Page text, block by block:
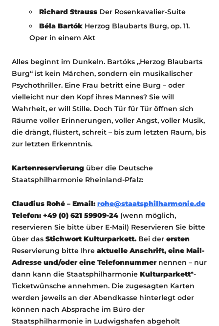
Richard Strauss Der Rosenkavalier-Suite
Béla Bartók Herzog Blaubarts Burg, op. 11.
Oper in einem Akt
Alles beginnt im Dunkeln. Bartóks „Herzog Blaubarts
Burg“ ist kein Märchen, sondern ein musikalischer
Psychothriller. Eine Frau betritt eine Burg – oder
vielleicht nur den Kopf ihres Mannes? Sie will
Wahrheit, er will Stille. Doch Tür für Tür öffnen sich
Räume voller Erinnerungen, voller Angst, voller Musik,
die drängt, flüstert, schreit – bis zum letzten Raum, bis
zur letzten Erkenntnis.
Kartenreservierung über die Deutsche
Staatsphilharmonie Rheinland-Pfalz:
Claudius Rohé – Email: rohe@staatsphilharmonie.de
Telefon: +49 (0) 621 59909-24 (wenn möglich,
reservieren Sie bitte über E-Mail) Reservieren Sie bitte
über das Stichwort Kulturparkett. Bei der ersten
Reservierung bitte Ihre aktuelle Anschrift, eine Mail-
Adresse und/oder eine Telefonnummernennen – nur
dann kann die Staatsphilharmonie Kulturparkett*-
Ticketwünsche annehmen. Die zugesagten Karten
werden jeweils an der Abendkasse hinterlegt oder
können nach Absprache im Büro der
Staatsphilharmonie in Ludwigshafen abgeholt